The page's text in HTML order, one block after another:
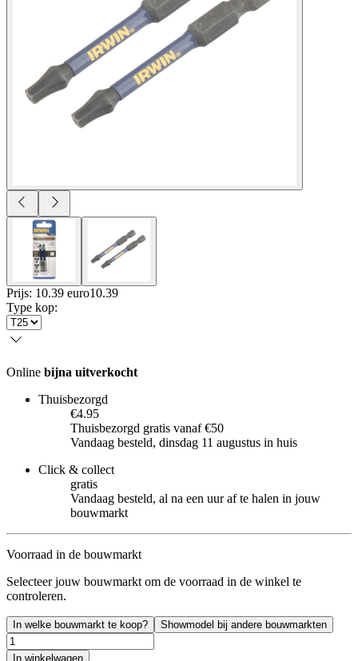
Prijs: 10.39 euro10.39
Type kop:
Online bijna uitverkocht
Thuisbezorgd
€4.95
Thuisbezorgd gratis vanaf €50
Vandaag besteld, dinsdag 11 augustus in huis
Click & collect
gratis
Vandaag besteld, al na een uur af te halen in jouw
bouwmarkt
Voorraad in de bouwmarkt
Selecteer jouw bouwmarkt om de voorraad in de winkel te
controleren.
In welke bouwmarkt te koop? Showmodel bij andere bouwmarkten
In winkelwagen